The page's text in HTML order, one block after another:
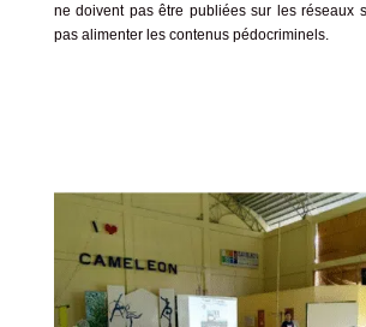
ne doivent pas être publiées sur les réseaux
pas alimenter les contenus pédocriminels.